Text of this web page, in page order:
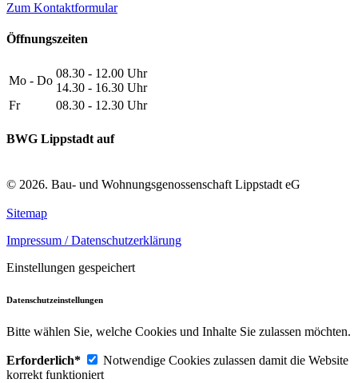
Zum Kontaktformular
Öffnungszeiten
Mo - Do
08.30 - 12.00 Uhr
14.30 - 16.30 Uhr
Fr
08.30 - 12.30 Uhr
BWG Lippstadt auf
© 2026. Bau- und Wohnungsgenossenschaft Lippstadt eG
Sitemap
Impressum / Datenschutzerklärung
Einstellungen gespeichert
Datenschutzeinstellungen
Bitte wählen Sie, welche Cookies und Inhalte Sie zulassen möchten.
Erforderlich*
Notwendige Cookies zulassen damit die Website
korrekt funktioniert